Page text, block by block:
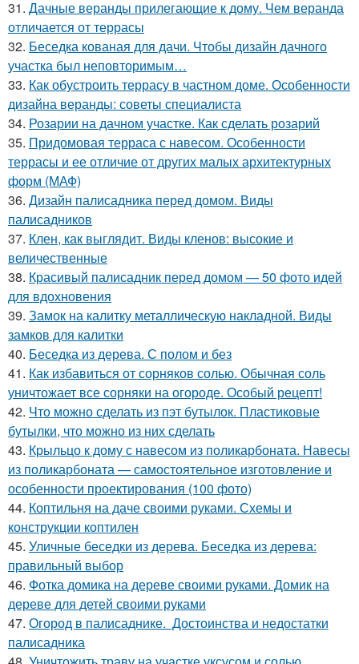
31. Дачные веранды прилегающие к дому. Чем веранда
отличается от террасы
32. Беседка кованая для дачи. Чтобы дизайн дачного
участка был неповторимым…
33. Как обустроить террасу в частном доме. Особенности
дизайна веранды: советы специалиста
34. Розарии на дачном участке. Как сделать розарий
35. Придомовая терраса с навесом. Особенности
террасы и ее отличие от других малых архитектурных
форм (МАФ)
36. Дизайн палисадника перед домом. Виды
палисадников
37. Клен, как выглядит. Виды кленов: высокие и
величественные
38. Красивый палисадник перед домом — 50 фото идей
для вдохновения
39. Замок на калитку металлическую накладной. Виды
замков для калитки
40. Беседка из дерева. С полом и без
41. Как избавиться от сорняков солью. Обычная соль
уничтожает все сорняки на огороде. Особый рецепт!
42. Что можно сделать из пэт бутылок. Пластиковые
бутылки, что можно из них сделать
43. Крыльцо к дому с навесом из поликарбоната. Навесы
из поликарбоната — самостоятельное изготовление и
особенности проектирования (100 фото)
44. Коптильня на даче своими руками. Схемы и
конструкции коптилен
45. Уличные беседки из дерева. Беседка из дерева:
правильный выбор
46. Фотка домика на дереве своими руками. Домик на
дереве для детей своими руками
47. Огород в палисаднике. Достоинства и недостатки
палисадника